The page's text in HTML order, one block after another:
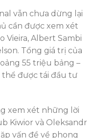
vẫn chưa dừng lại
cần được xem xét
Vieira, Albert Sambi
Tổng giá trị của
55 triệu bảng –
được tái đầu tư
xem xét những lời
Kiwior và Oleksandr
vấn đề về phong